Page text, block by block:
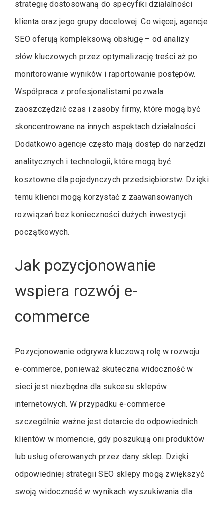
strategię dostosowaną do specyfiki działalności
klienta oraz jego grupy docelowej. Co więcej, agencje
SEO oferują kompleksową obsługę – od analizy
słów kluczowych przez optymalizację treści aż po
monitorowanie wyników i raportowanie postępów.
Współpraca z profesjonalistami pozwala
zaoszczędzić czas i zasoby firmy, które mogą być
skoncentrowane na innych aspektach działalności.
Dodatkowo agencje często mają dostęp do narzędzi
analitycznych i technologii, które mogą być
kosztowne dla pojedynczych przedsiębiorstw. Dzięki
temu klienci mogą korzystać z zaawansowanych
rozwiązań bez konieczności dużych inwestycji
początkowych.
Jak pozycjonowanie
wspiera rozwój e-
commerce
Pozycjonowanie odgrywa kluczową rolę w rozwoju
e-commerce, ponieważ skuteczna widoczność w
sieci jest niezbędna dla sukcesu sklepów
internetowych. W przypadku e-commerce
szczególnie ważne jest dotarcie do odpowiednich
klientów w momencie, gdy poszukują oni produktów
lub usług oferowanych przez dany sklep. Dzięki
odpowiedniej strategii SEO sklepy mogą zwiększyć
swoją widoczność w wynikach wyszukiwania dla